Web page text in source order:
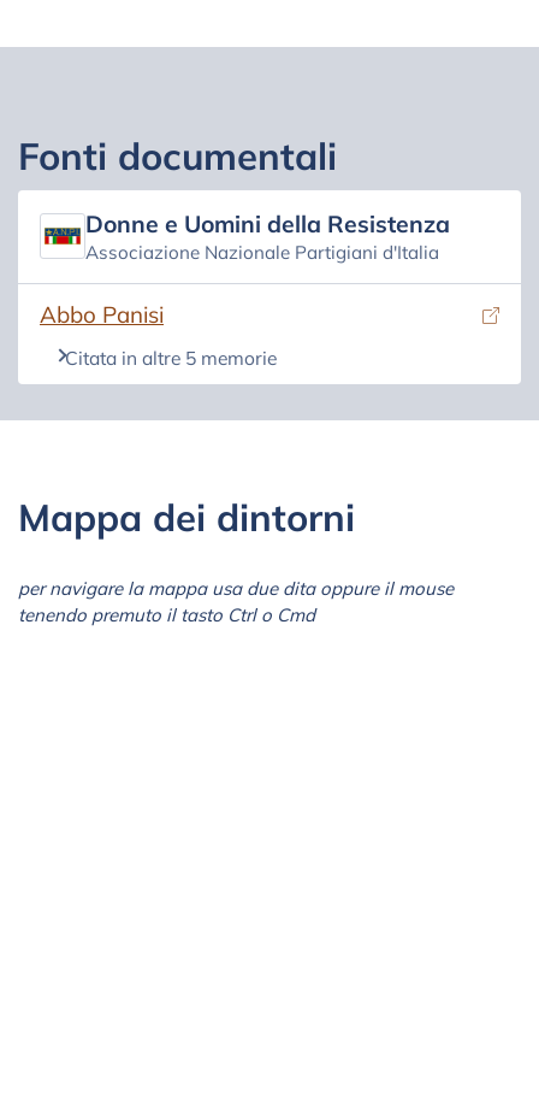
Fonti documentali
Donne e Uomini della Resistenza
Associazione Nazionale Partigiani d'Italia
Abbo Panisi
(si apre in una nuova scheda)
Citata in altre 5 memorie
Mappa dei dintorni
per navigare la mappa usa due dita oppure il mouse
tenendo premuto il tasto Ctrl o Cmd